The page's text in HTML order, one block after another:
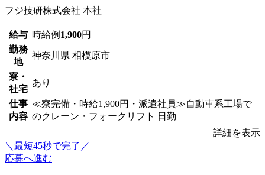
フジ技研株式会社 本社
給与 時給例 1,900円
勤務
地
神奈川県 相模原市
寮・
社宅
あり
仕事
内容
≪寮完備・時給1,900円・派遣社員≫自動車系工場で
のクレーン・フォークリフト 日勤
詳細を表示
＼最短45秒で完了／
応募へ進む